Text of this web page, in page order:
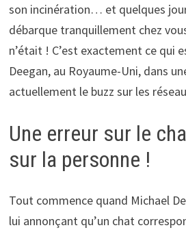
son incinération… et quelques
débarque tranquillement chez
n’était ! C’est exactement ce qui
Deegan, au Royaume-Uni, dans
actuellement le buzz sur les
Une erreur sur le
sur la personne !
Tout commence quand Michael
lui annonçant qu’un chat